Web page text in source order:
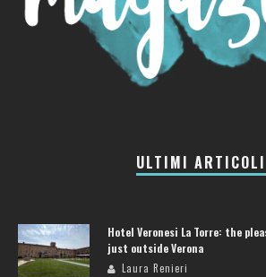
ULTIMI ARTICOLI
Hotel Veronesi La Torre: the
just outside Verona
Laura Renieri